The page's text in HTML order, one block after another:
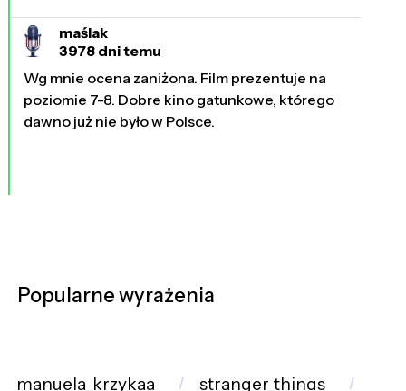
maślak
3978 dni temu
Wg mnie ocena zaniżona. Film prezentuje na
poziomie 7-8. Dobre kino gatunkowe, którego
dawno już nie było w Polsce.
Popularne wyrażenia
manuela_krzykaa stranger_things